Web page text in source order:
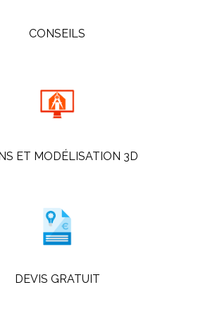
CONSEILS
ET MODÉLISATION 3D
DEVIS GRATUIT